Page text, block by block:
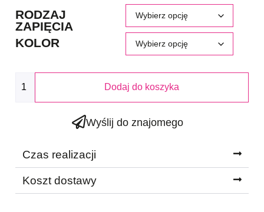
RODZAJ
ZAPIĘCIA
KOLOR
Dodaj do koszyka
Wyślij do znajomego
Czas realizacji
Koszt dostawy